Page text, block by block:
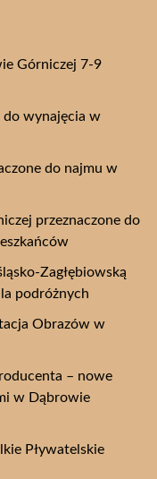
Górniczej 7-9
wynajęcia w
do najmu w
przeznaczone do
Zagłębiowską
podróżnych
Obrazów w
– nowe
w Dąbrowie
Pływatelskie